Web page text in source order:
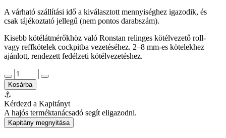
A várható szállítási idő a kiválasztott mennyiséghez igazodik, és
csak tájékoztató jellegű (nem pontos darabszám).
Kisebb kötélátmérőkhöz való Ronstan relinges kötélvezető roll-
vagy reffkötelek cockpitba vezetéséhez. 2–8 mm-es kötelekhez
ajánlott, rendezett fedélzeti kötélvezetéshez.
Kosárba
⚓
Kérdezd a Kapitányt
A hajós terméktanácsadó segít eligazodni.
Kapitány megnyitása